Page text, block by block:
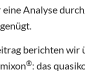
eine Analyse
berichten
®: das